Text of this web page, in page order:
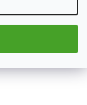
Do košíku